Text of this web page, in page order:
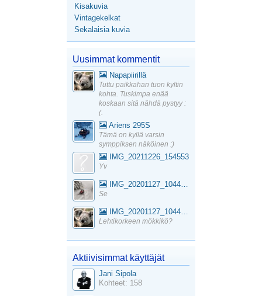
Kisakuvia
Vintagekelkat
Sekalaisia kuvia
Uusimmat kommentit
Napapiirillä
Tuttu paikkahan tuon kyltin
kohta. Tuskimpa enää
koskaan sitä nähdä pystyy :
(.
Ariens 295S
Tämä on kyllä varsin
symppiksen näköinen :)
IMG_20211226_154553
Yv
IMG_20201127_104441_1
Se
IMG_20201127_104441_1
Lehtikorkeen mökkikö?
Aktiivisimmat käyttäjät
Jani Sipola
Kohteet: 158